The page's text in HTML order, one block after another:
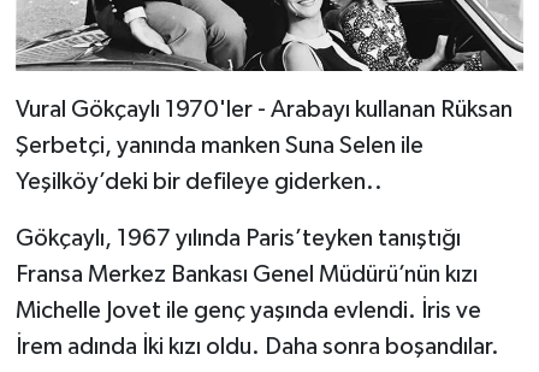
Vural Gökçaylı 1970'ler - Arabayı kullanan Rüksan
Şerbetçi, yanında manken Suna Selen ile
Yeşilköy’deki bir defileye giderken..
Gökçaylı, 1967 yılında Paris’teyken tanıştığı
Fransa Merkez Bankası Genel Müdürü’nün kızı
Michelle Jovet ile genç yaşında evlendi. İris ve
İrem adında İki kızı oldu. Daha sonra boşandılar.